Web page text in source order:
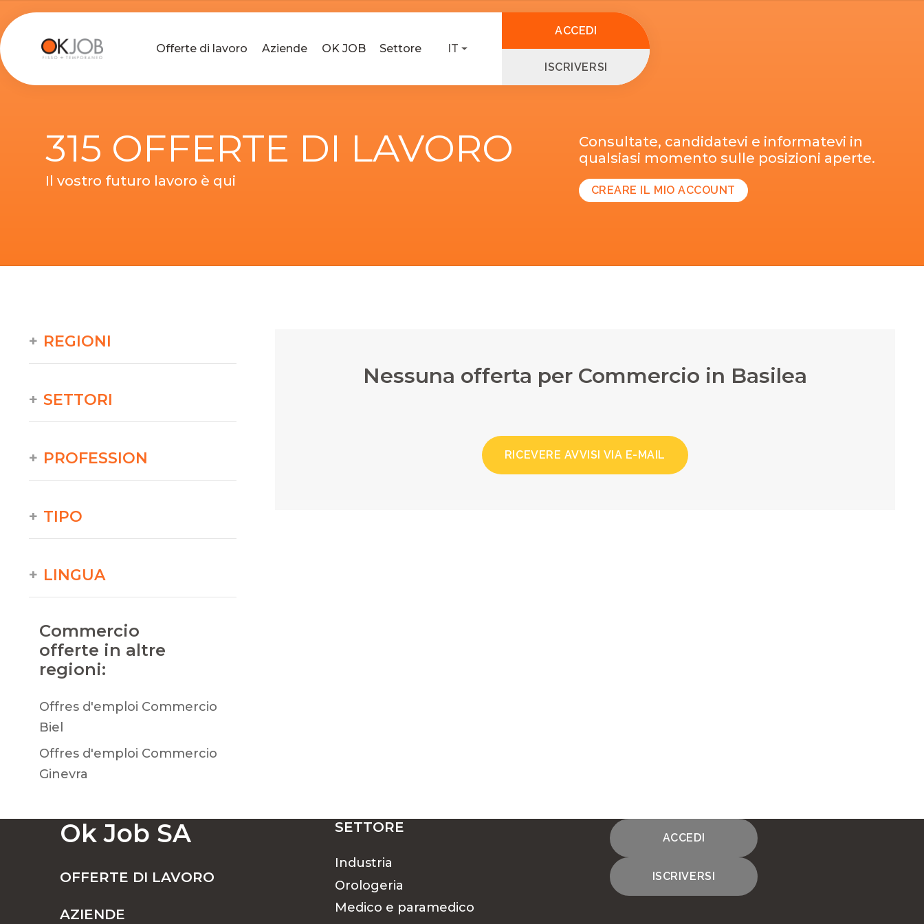
Offerte di lavoro Aziende OK JOB Settore IT
ACCEDI
ISCRIVERSI
315 OFFERTE DI LAVORO
Il vostro futuro lavoro è qui
Consultate, candidatevi e informatevi in
qualsiasi momento sulle posizioni aperte.
CREARE IL MIO ACCOUNT
Nessuna offerta per Commercio in Basilea
RICEVERE AVVISI VIA E-MAIL
REGIONI
SETTORI
PROFESSION
TIPO
LINGUA
Commercio
offerte in altre
regioni:
Offres d'emploi Commercio
Biel
Offres d'emploi Commercio
Ginevra
Ok Job SA
OFFERTE DI LAVORO
AZIENDE
SETTORE
Industria
Orologeria
Medico e paramedico
ACCEDI
ISCRIVERSI